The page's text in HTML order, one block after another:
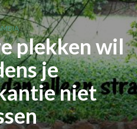
plekken wil
je
niet